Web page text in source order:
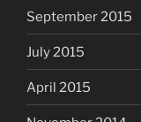
September 2015
July 2015
April 2015